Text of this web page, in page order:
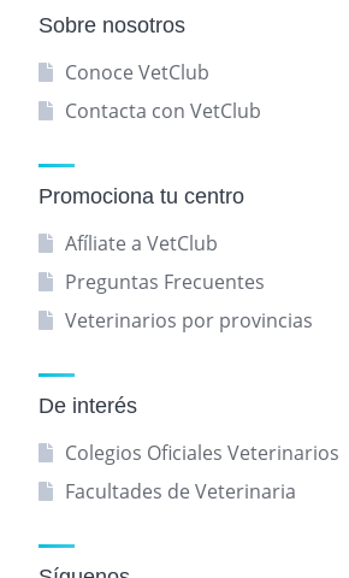
Sobre nosotros
Conoce VetClub
Contacta con VetClub
Promociona tu centro
Afíliate a VetClub
Preguntas Frecuentes
Veterinarios por provincias
De interés
Colegios Oficiales Veterinarios
Facultades de Veterinaria